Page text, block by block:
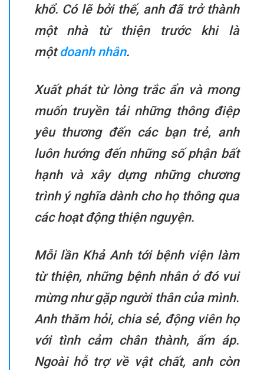
khổ. Có lẽ bởi thế, anh đã trở thành
một nhà từ thiện trước khi là
mộtdoanh nhân.
Xuất phát từ lòng trắc ẩn và mong
muốn truyền tải những thông điệp
yêu thương đến các bạn trẻ, anh
luôn hướng đến những số phận bất
hạnh và xây dựng những chương
trình ý nghĩa dành cho họ thông qua
các hoạt động thiện nguyện.
Mỗi lần Khả Anh tới bệnh viện làm
từ thiện, những bệnh nhân ở đó vui
mừng như gặp người thân của mình.
Anh thăm hỏi, chia sẻ, động viên họ
với tình cảm chân thành, ấm áp.
Ngoài hỗ trợ về vật chất, anh còn